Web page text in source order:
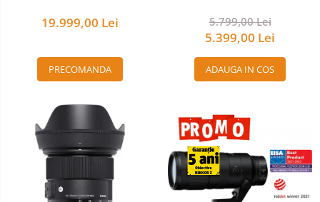
19.999,00 Lei
PRECOMANDA
5.799,00 Lei
5.399,00 Lei
ADAUGA IN COS